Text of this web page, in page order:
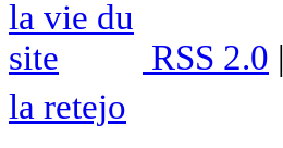
RSS 2.0 |
la retejo